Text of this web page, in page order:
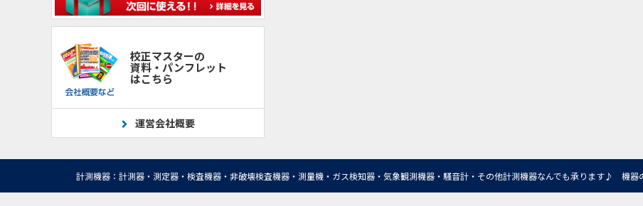
校正マスターの
資料・パンフレット
はこちら
運営会社概要
計測機器：計測器・測定器・検査機器・非破壊検査機器・測量機・ガス検知器・気象観測機器・騒音計・その他計測機器なんでも承ります♪ 機